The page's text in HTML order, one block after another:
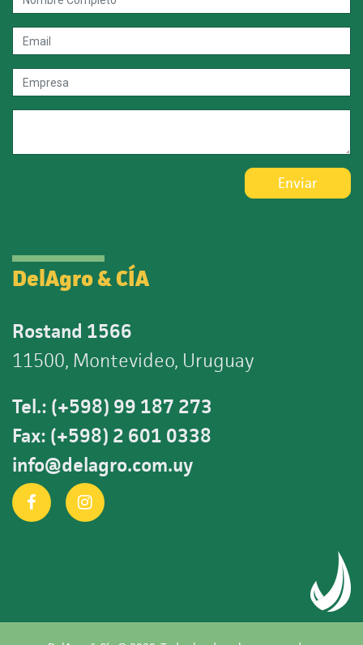
Enviar
DelAgro & CÍA
Rostand 1566
11500, Montevideo, Uruguay
Tel.: (+598) 99 187 273
Fax: (+598) 2 601 0338
info@delagro.com.uy